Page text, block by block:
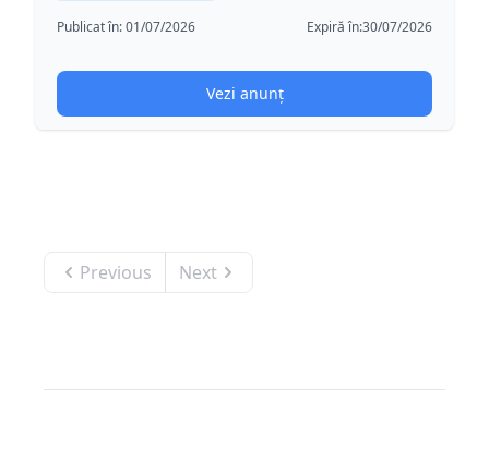
Publicat în:01/07/2026 Expiră în:30/07/2026
Vezi anunț
Previous Next